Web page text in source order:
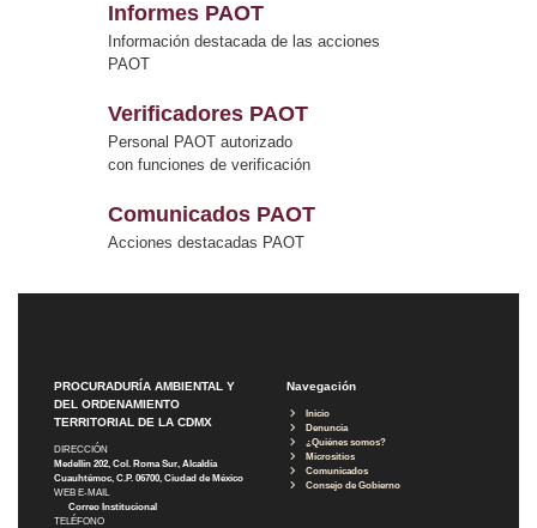
Informes PAOT
Información destacada de las acciones
PAOT
Verificadores PAOT
Personal PAOT autorizado
con funciones de verificación
Comunicados PAOT
Acciones destacadas PAOT
PROCURADURÍA AMBIENTAL Y
DEL ORDENAMIENTO
TERRITORIAL DE LA CDMX
DIRECCIÓN
Medellín 202, Col. Roma Sur, Alcaldía
Cuauhtémoc, C.P. 06700, Ciudad de México
WEB E-MAIL
Correo Institucional
TELÉFONO
Navegación
Inicio
Denuncia
¿Quiénes somos?
Micrositios
Comunicados
Consejo de Gobierno